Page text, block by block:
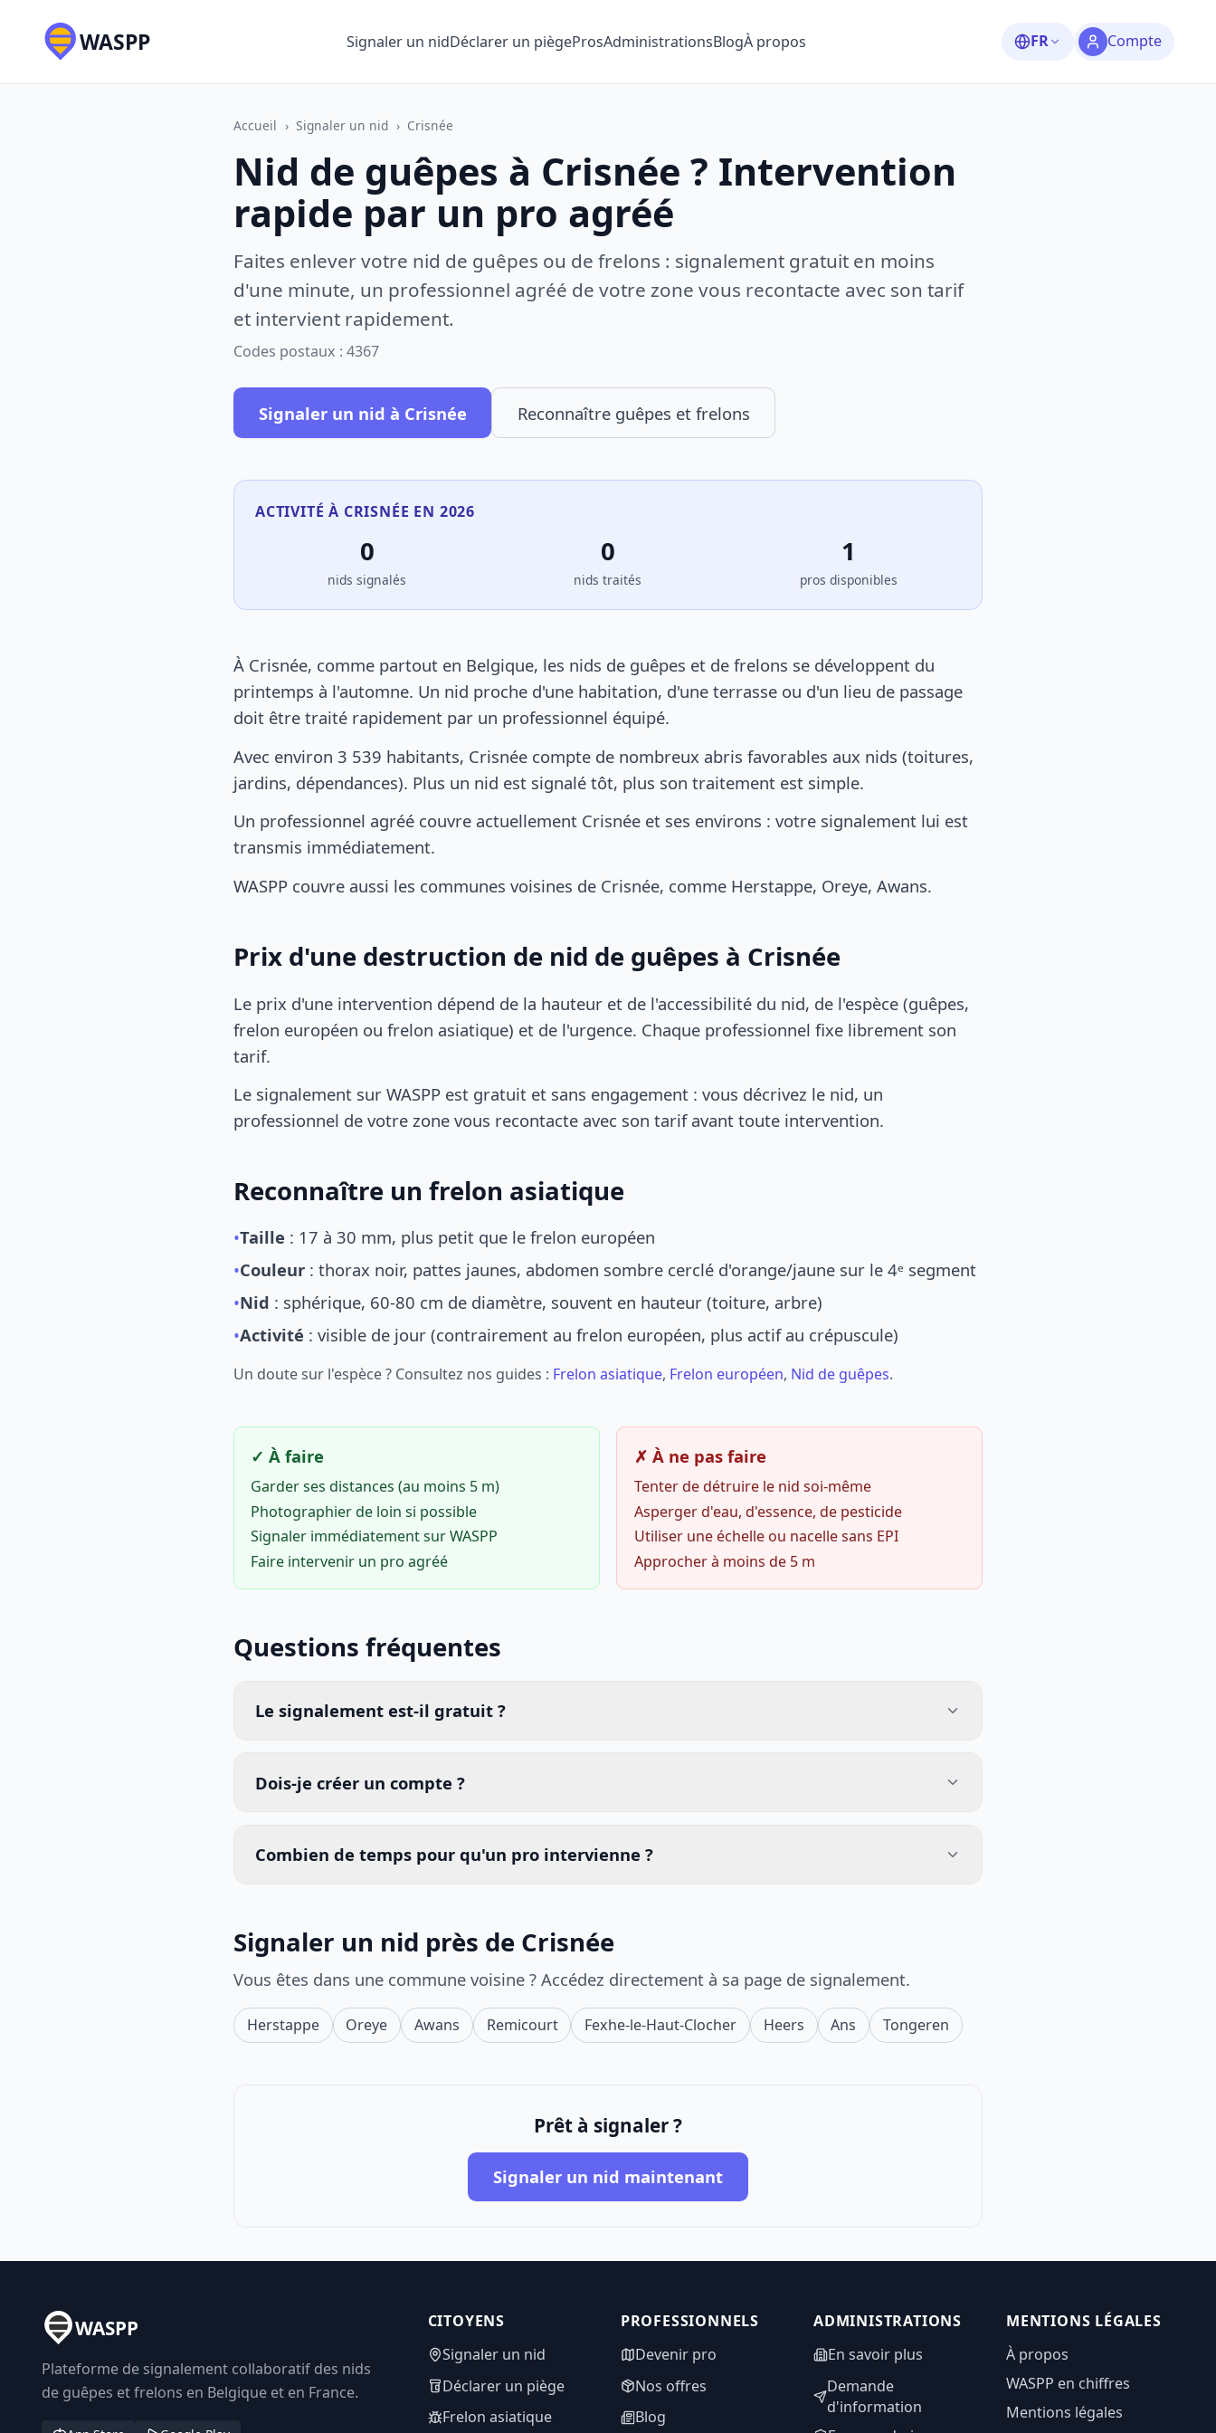
WASPP Signaler un nidDéclarer un piègeProsAdministrationsBlogÀ propos FR Compte
Accueil › Signaler un nid › Crisnée
Nid de guêpes à Crisnée ? Intervention
rapide par un pro agréé
Faites enlever votre nid de guêpes ou de frelons : signalement gratuit en moins
d'une minute, un professionnel agréé de votre zone vous recontacte avec son tarif
et intervient rapidement.
Codes postaux : 4367
Signaler un nid à Crisnée Reconnaître guêpes et frelons
ACTIVITÉ À CRISNÉE EN 2026
0
nids signalés
0
nids traités
1
pros disponibles
À Crisnée, comme partout en Belgique, les nids de guêpes et de frelons se développent du
printemps à l'automne. Un nid proche d'une habitation, d'une terrasse ou d'un lieu de passage
doit être traité rapidement par un professionnel équipé.
Avec environ 3 539 habitants, Crisnée compte de nombreux abris favorables aux nids (toitures,
jardins, dépendances). Plus un nid est signalé tôt, plus son traitement est simple.
Un professionnel agréé couvre actuellement Crisnée et ses environs : votre signalement lui est
transmis immédiatement.
WASPP couvre aussi les communes voisines de Crisnée, comme Herstappe, Oreye, Awans.
Prix d'une destruction de nid de guêpes à Crisnée
Le prix d'une intervention dépend de la hauteur et de l'accessibilité du nid, de l'espèce (guêpes,
frelon européen ou frelon asiatique) et de l'urgence. Chaque professionnel fixe librement son
tarif.
Le signalement sur WASPP est gratuit et sans engagement : vous décrivez le nid, un
professionnel de votre zone vous recontacte avec son tarif avant toute intervention.
Reconnaître un frelon asiatique
•Taille : 17 à 30 mm, plus petit que le frelon européen
•Couleur : thorax noir, pattes jaunes, abdomen sombre cerclé d'orange/jaune sur le 4ᵉ segment
•Nid : sphérique, 60-80 cm de diamètre, souvent en hauteur (toiture, arbre)
•Activité : visible de jour (contrairement au frelon européen, plus actif au crépuscule)
Un doute sur l'espèce ? Consultez nos guides : Frelon asiatique, Frelon européen, Nid de guêpes.
✓ À faire
Garder ses distances (au moins 5 m)
Photographier de loin si possible
Signaler immédiatement sur WASPP
Faire intervenir un pro agréé
✗ À ne pas faire
Tenter de détruire le nid soi-même
Asperger d'eau, d'essence, de pesticide
Utiliser une échelle ou nacelle sans EPI
Approcher à moins de 5 m
Questions fréquentes
Le signalement est-il gratuit ?
Dois-je créer un compte ?
Combien de temps pour qu'un pro intervienne ?
Signaler un nid près de Crisnée
Vous êtes dans une commune voisine ? Accédez directement à sa page de signalement.
Herstappe Oreye Awans Remicourt Fexhe-le-Haut-Clocher Heers Ans Tongeren
Prêt à signaler ?
Signaler un nid maintenant
WASPP
Plateforme de signalement collaboratif des nids
de guêpes et frelons en Belgique et en France.
CITOYENS
Signaler un nid
Déclarer un piège
Frelon asiatique
PROFESSIONNELS
Devenir pro
Nos offres
Blog
ADMINISTRATIONS
En savoir plus
Demande
d'information
MENTIONS LÉGALES
À propos
WASPP en chiffres
Mentions légales